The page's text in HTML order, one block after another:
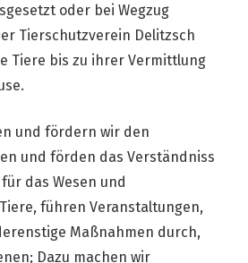
oder bei Wegzug
Tierschutzverein Delitzsch
Tiere bis zu ihrer Vermittlung
und fördern wir den
und förden das Verständniss
das Wesen und
führen Veranstaltungen,
Maßnahmen durch,
Dazu machen wir